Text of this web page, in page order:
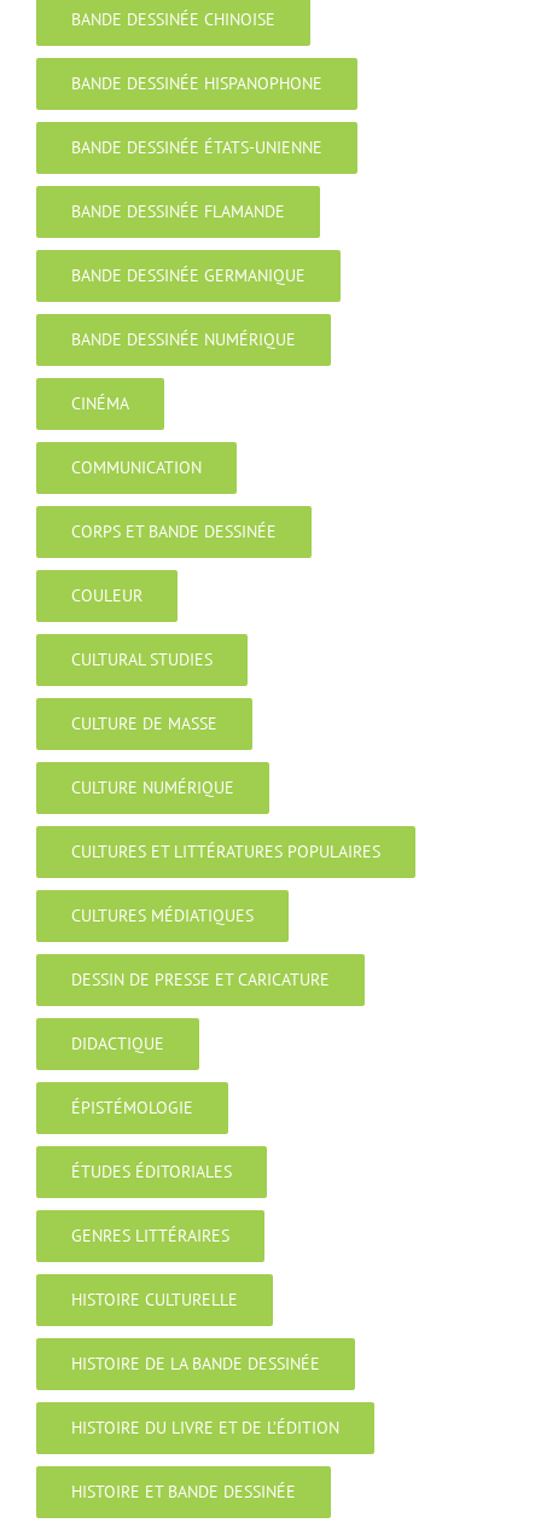
BANDE DESSINÉE CHINOISE
BANDE DESSINÉE HISPANOPHONE
BANDE DESSINÉE ÉTATS-UNIENNE
BANDE DESSINÉE FLAMANDE
BANDE DESSINÉE GERMANIQUE
BANDE DESSINÉE NUMÉRIQUE
CINÉMA
COMMUNICATION
CORPS ET BANDE DESSINÉE
COULEUR
CULTURAL STUDIES
CULTURE DE MASSE
CULTURE NUMÉRIQUE
CULTURES ET LITTÉRATURES POPULAIRES
CULTURES MÉDIATIQUES
DESSIN DE PRESSE ET CARICATURE
DIDACTIQUE
ÉPISTÉMOLOGIE
ÉTUDES ÉDITORIALES
GENRES LITTÉRAIRES
HISTOIRE CULTURELLE
HISTOIRE DE LA BANDE DESSINÉE
HISTOIRE DU LIVRE ET DE L’ÉDITION
HISTOIRE ET BANDE DESSINÉE